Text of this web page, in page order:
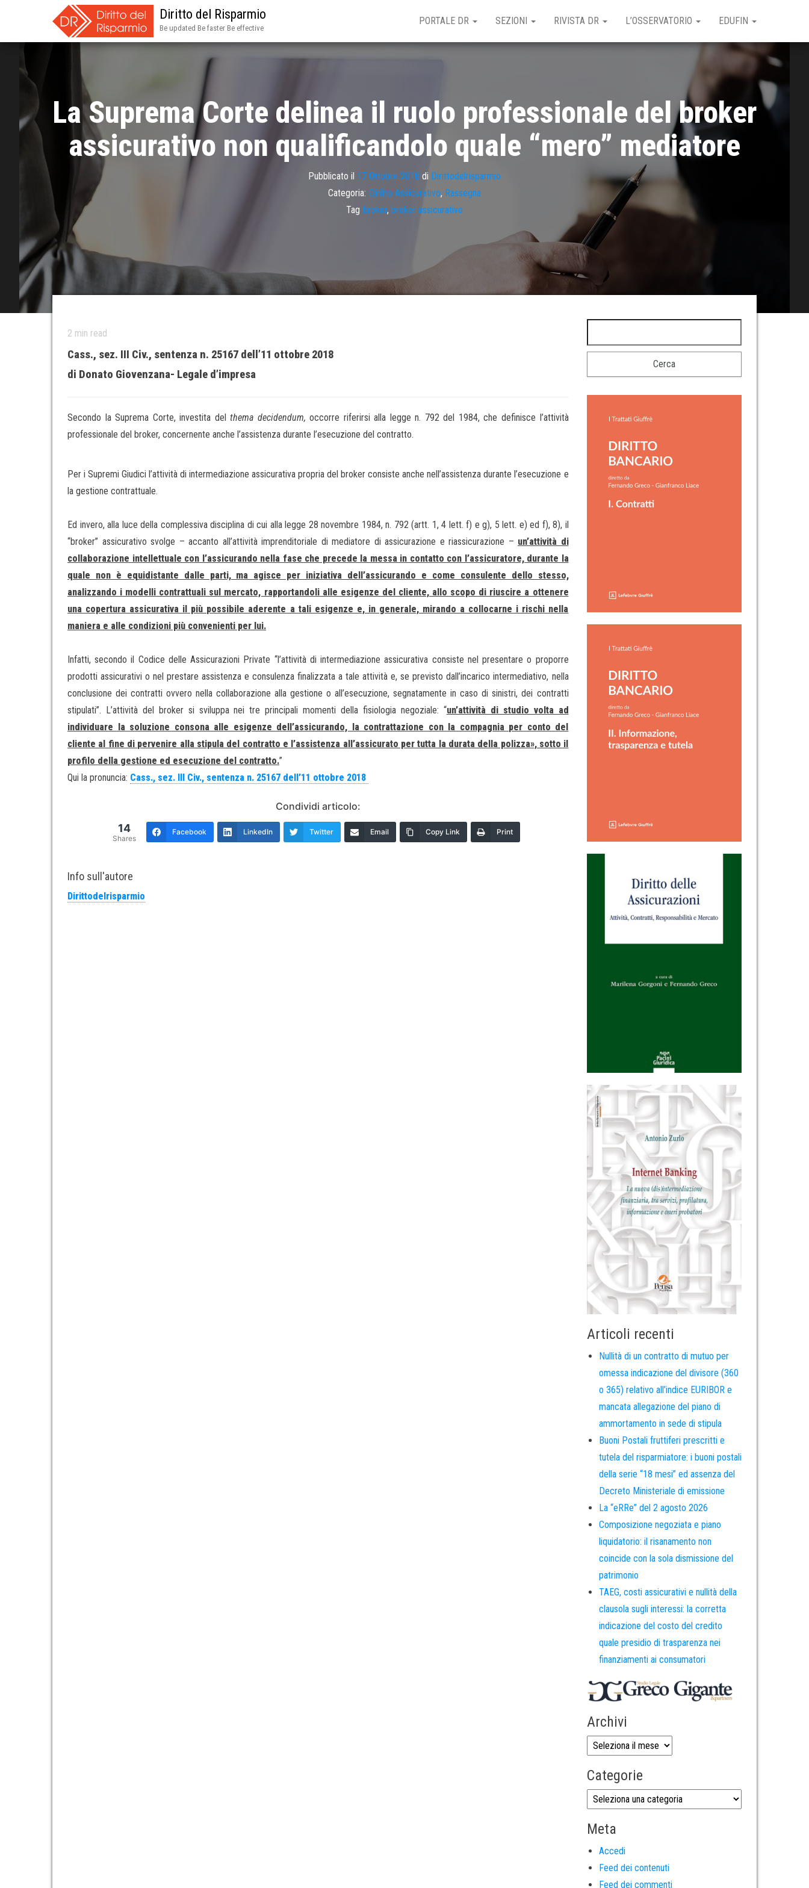
Diritto del Risparmio
Be updated Be faster Be effective
PORTALE DR SEZIONI RIVISTA DR L’OSSERVATORIO EDUFIN
La Suprema Corte delinea il ruolo professionale del broker
assicurativo non qualificandolo quale “mero” mediatore
Pubblicato il 17 Ottobre 2018 di Dirittodelrisparmio
Categoria: Diritto Assicurativo, Rassegna
Tag broker, broker assicurativo
2 min read
Cass., sez. III Civ., sentenza n. 25167 dell’11 ottobre 2018
di Donato Giovenzana- Legale d’impresa
Secondo la Suprema Corte, investita delthema decidendum,occorre riferirsi alla legge n. 792 del 1984, che definisce l’attività
professionale del broker, concernente anche l’assistenza durante l’esecuzione del contratto.
Per i Supremi Giudici l’attività di intermediazione assicurativa propria del broker consiste anche nell’assistenza durante l’esecuzione e
la gestione contrattuale.
Ed invero, alla luce della complessiva disciplina di cui alla legge 28 novembre 1984, n. 792 (artt. 1, 4 lett. f) e g), 5 lett. e) ed f), 8), il
“broker” assicurativo svolge – accanto all’attività imprenditoriale di mediatore di assicurazione e riassicurazione – un’attività di
collaborazione intellettuale con l’assicurando nella fase che precede la messa in contatto con l’assicuratore, durante la
quale non è equidistante dalle parti, ma agisce per iniziativa dell’assicurando e come consulente dello stesso,
analizzando i modelli contrattuali sul mercato, rapportandoli alle esigenze del cliente, allo scopo di riuscire a ottenere
una copertura assicurativa il più possibile aderente a tali esigenze e, in generale, mirando a collocarne i rischi nella
maniera e alle condizioni più convenienti per lui.
Infatti, secondo il Codice delle Assicurazioni Private “l’attività di intermediazione assicurativa consiste nel presentare o proporre
prodotti assicurativi o nel prestare assistenza e consulenza finalizzata a tale attività e, se previsto dall’incarico intermediativo, nella
conclusione dei contratti ovvero nella collaborazione alla gestione o all’esecuzione, segnatamente in caso di sinistri, dei contratti
stipulati”. L’attività del broker si sviluppa nei tre principali momenti della fisiologia negoziale: “un’attività di studio volta ad
individuare la soluzione consona alle esigenze dell’assicurando, la contrattazione con la compagnia per conto del
cliente al fine di pervenire alla stipula del contratto e l’assistenza all’assicurato per tutta la durata della polizza», sotto il
profilo della gestione ed esecuzione del contratto.”
Qui la pronuncia: Cass., sez. III Civ., sentenza n. 25167 dell’11 ottobre 2018
Condividi articolo:
14
Shares
Facebook LinkedIn Twitter Email Copy Link Print
Info sull'autore
Dirittodelrisparmio
Articoli recenti
Nullità di un contratto di mutuo per
omessa indicazione del divisore (360
o 365) relativo all’indice EURIBOR e
mancata allegazione del piano di
ammortamento in sede di stipula
Buoni Postali fruttiferi prescritti e
tutela del risparmiatore: i buoni postali
della serie “18 mesi” ed assenza del
Decreto Ministeriale di emissione
La “eRRe” del 2 agosto 2026
Composizione negoziata e piano
liquidatorio: il risanamento non
coincide con la sola dismissione del
patrimonio
TAEG, costi assicurativi e nullità della
clausola sugli interessi: la corretta
indicazione del costo del credito
quale presidio di trasparenza nei
finanziamenti ai consumatori
Archivi
Categorie
Meta
Accedi
Feed dei contenuti
Feed dei commenti